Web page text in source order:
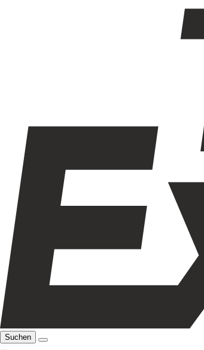
Suchen